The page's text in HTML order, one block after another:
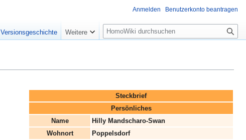
Steckbrief
Persönliches
Name
Hilly Mandscharo-Swan
Wohnort
Poppelsdorf
Anmelden Benutzerkonto beantragen
Versionsgeschichte Weitere
Suche